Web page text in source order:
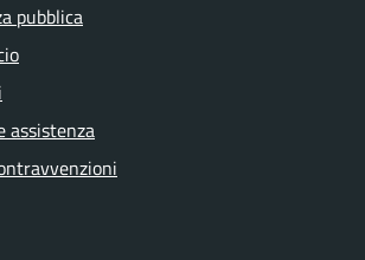
pubblica
assistenza